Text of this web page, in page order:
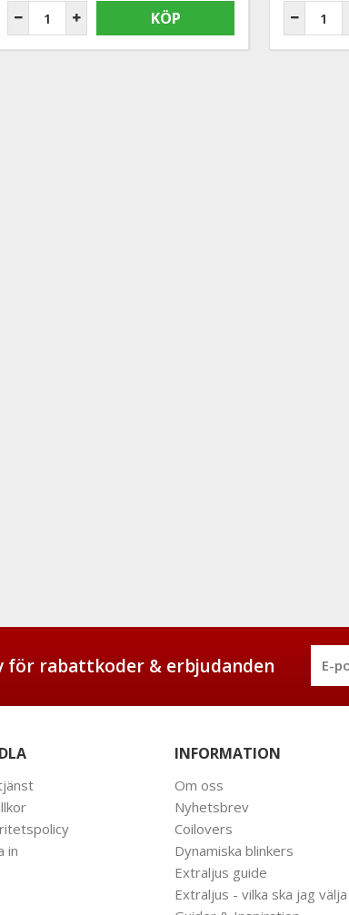
KÖP
rabattkoder & erbjudanden
in
INFORMATION
Om oss
Nyhetsbrev
Coilovers
Dynamiska blinkers
Extraljus guide
Extraljus - vilka ska jag välja